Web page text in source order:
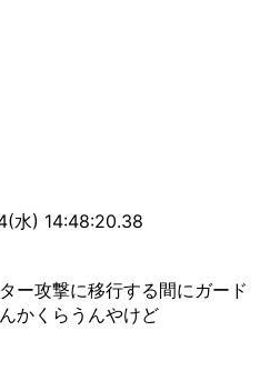
水) 14:48:20.38
ー攻撃に移行する間にガード
かくらうんやけど